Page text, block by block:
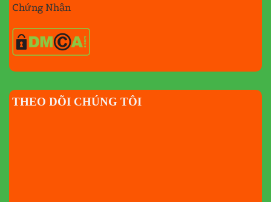
Chứng Nhận
THEO DÕI CHÚNG TÔI